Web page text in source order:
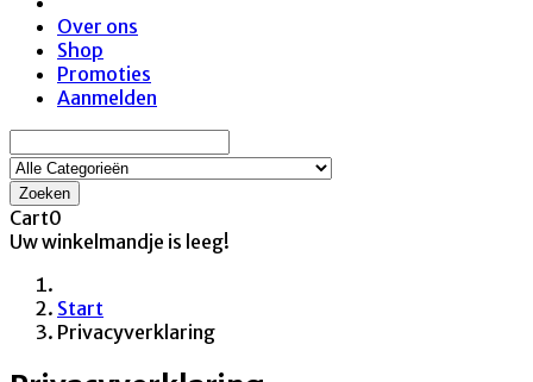
Over ons
Shop
Promoties
Aanmelden
Zoeken
Cart0
Uw winkelmandje is leeg!
Start
Privacyverklaring